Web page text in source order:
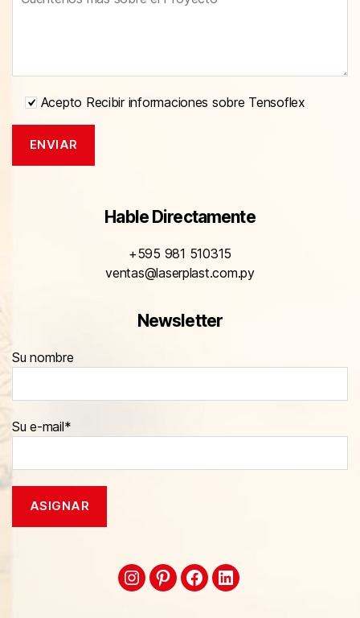
Acepto Recibir informaciones sobre Tensoflex
Hable Directamente
+595 981 510315
ventas@laserplast.com.py
Newsletter
Su nombre
Su e-mail*
IntagramPinterestFacebookLinkedin